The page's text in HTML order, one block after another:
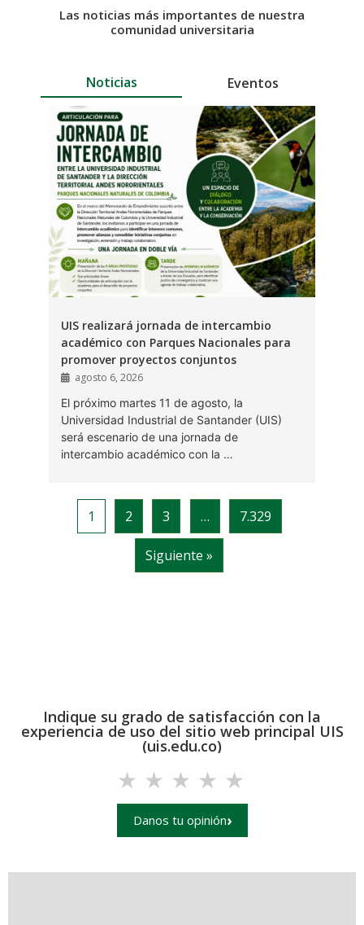
Las noticias más importantes de nuestra
comunidad universitaria
Noticias Eventos
Indique su grado de satisfacción con la
experiencia de uso del sitio web principal UIS
(uis.edu.co)